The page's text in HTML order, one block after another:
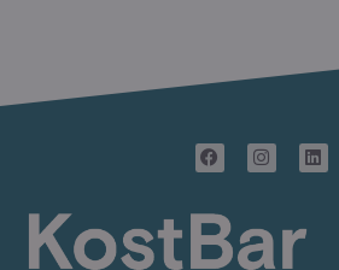
F
a
b
o
o
I
n
g
r
L
i